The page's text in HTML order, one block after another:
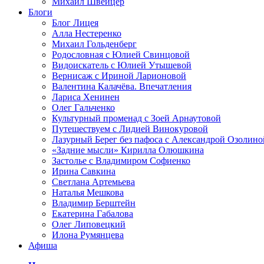
Блоги
Блог Лицея
Алла Нестеренко
Михаил Гольденберг
Родословная с Юлией Свинцовой
Видоискатель с Юлией Утышевой
Вернисаж с Ириной Ларионовой
Валентина Калачёва. Впечатления
Лариса Хенинен
Олег Гальченко
Культурный променад с Зоей Арнаутовой
Путешествуем с Лидией Винокуровой
Лазурный Берег без пафоса с Александрой
«Задние мысли» Кирилла Олюшкина
Застолье с Владимиром Софиенко
Ирина Савкина
Светлана Артемьева
Наталья Мешкова
Владимир Берштейн
Екатерина Габалова
Олег Липовецкий
Илона Румянцева
Афиша